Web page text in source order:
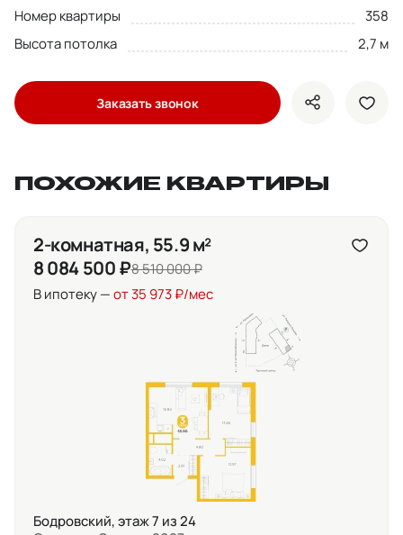
Номер квартиры
358
Высота потолка
2,7 м
Заказать звонок показать
ПОХОЖИЕ КВАРТИРЫ
2-комнатная, 55.9 м²
8 084 500 ₽8 510 000 ₽
В ипотеку —от 35 973 ₽/мес
Бодровский, этаж 7 из 24